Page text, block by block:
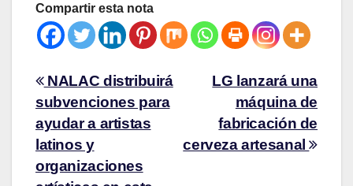
Compartir esta nota
LG lanzará una
máquina de
fabricación de
cerveza artesanal
NALAC distribuirá
subvenciones para
ayudar a artistas
latinos y
organizaciones